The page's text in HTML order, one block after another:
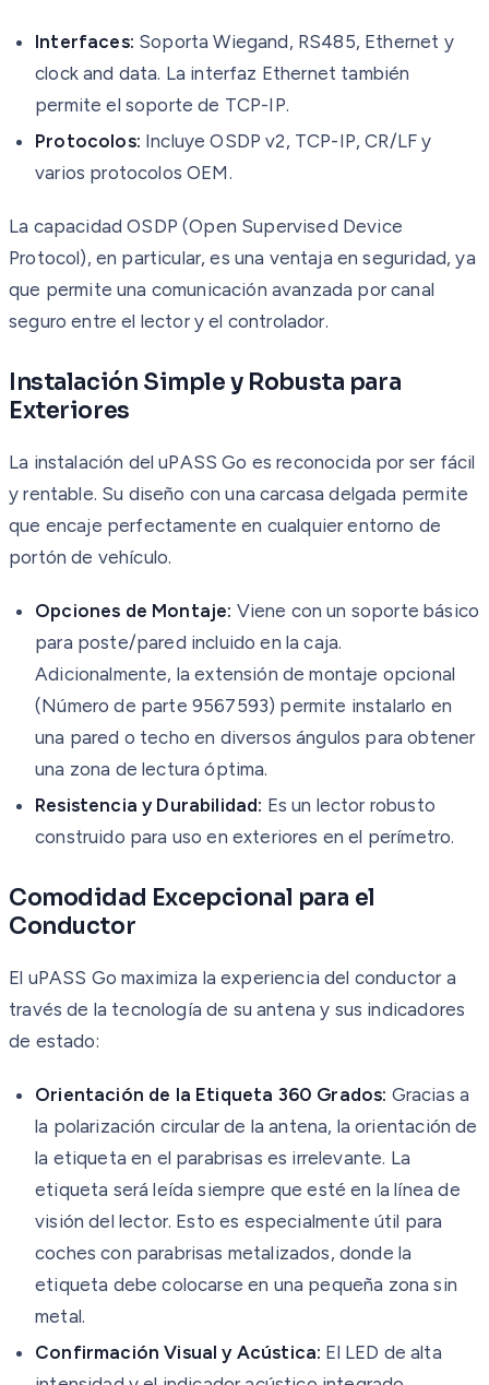
Interfaces: Soporta Wiegand, RS485, Ethernet y
clock and data. La interfaz Ethernet también
permite el soporte de TCP-IP.
Protocolos: Incluye OSDP v2, TCP-IP, CR/LF y
varios protocolos OEM.
La capacidad OSDP (Open Supervised Device
Protocol), en particular, es una ventaja en seguridad, ya
que permite una comunicación avanzada por canal
seguro entre el lector y el controlador.
Instalación Simple y Robusta para
Exteriores
La instalación del uPASS Go es reconocida por ser fácil
y rentable. Su diseño con una carcasa delgada permite
que encaje perfectamente en cualquier entorno de
portón de vehículo.
Opciones de Montaje: Viene con un soporte básico
para poste/pared incluido en la caja.
Adicionalmente, la extensión de montaje opcional
(Número de parte 9567593) permite instalarlo en
una pared o techo en diversos ángulos para obtener
una zona de lectura óptima.
Resistencia y Durabilidad: Es un lector robusto
construido para uso en exteriores en el perímetro.
Comodidad Excepcional para el
Conductor
El uPASS Go maximiza la experiencia del conductor a
través de la tecnología de su antena y sus indicadores
de estado:
Orientación de la Etiqueta 360 Grados: Gracias a
la polarización circular de la antena, la orientación de
la etiqueta en el parabrisas es irrelevante. La
etiqueta será leída siempre que esté en la línea de
visión del lector. Esto es especialmente útil para
coches con parabrisas metalizados, donde la
etiqueta debe colocarse en una pequeña zona sin
metal.
Confirmación Visual y Acústica: El LED de alta